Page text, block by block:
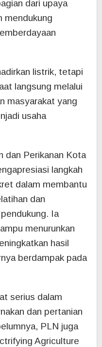
dari upaya
mendukung
listrik, tetapi
langsung melalui
masyarakat yang
usaha
dan Perikanan Kota
langkah
dalam membantu
dan
Ia
menurunkan
hasil
berdampak pada
serius dalam
dan pertanian
PLN juga
Agriculture